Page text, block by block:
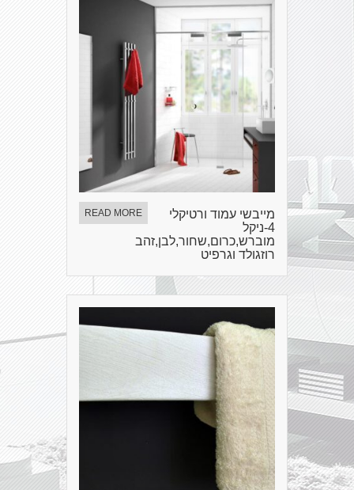
מייבשי עמוד ורטיקלי
4-ניקל
מוברש,כרום,שחור,לבן,זהב
רוזגולד וגרפיט
READ MORE